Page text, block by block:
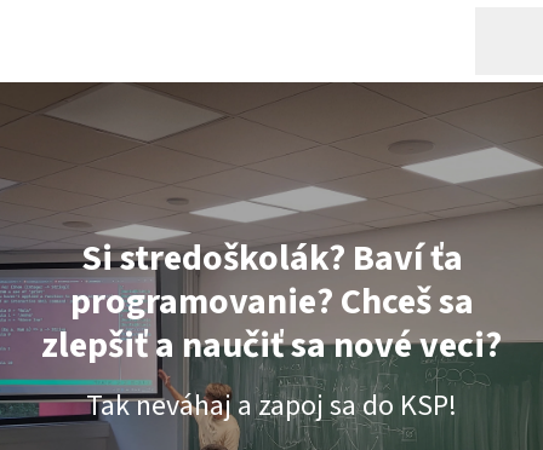
Si stredoškolák? Baví ťa
programovanie? Chceš sa
zlepšiť a naučiť sa nové veci?
Tak neváhaj a zapoj sa do KSP!